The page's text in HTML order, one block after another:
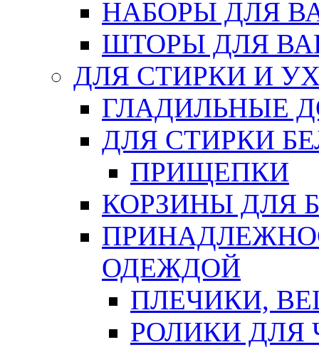
НАБОРЫ ДЛЯ
ШТОРЫ ДЛЯ
ДЛЯ СТИРКИ И
ГЛАДИЛЬНЫЕ
ДЛЯ СТИРКИ
ПРИЩЕПКИ
КОРЗИНЫ ДЛЯ
ОДЕЖДОЙ
ПЛЕЧИКИ,
РОЛИКИ ДЛЯ